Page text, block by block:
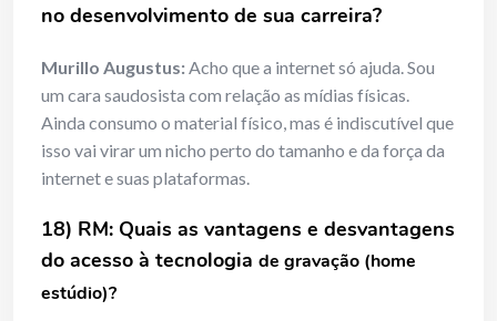
no desenvolvimento de sua carreira?
Murillo Augustus:Acho que a internet só ajuda. Sou
um cara saudosista com relação as mídias físicas.
Ainda consumo o material físico, mas é indiscutível que
isso vai virar um nicho perto do tamanho e da força da
internet e suas plataformas.
18) RM: Quais as vantagens e desvantagens
do acesso à tecnologia de gravação (home
estúdio)?